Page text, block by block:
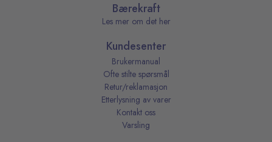
Bærekraft
Les mer om det her
Kundesenter
Brukermanual
Ofte stilte spørsmål
Retur/reklamasjon
Etterlysning av varer
Kontakt oss
Varsling